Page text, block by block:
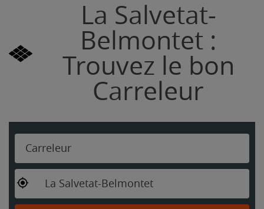
La Salvetat-
Belmontet :
Trouvez le bon
Carreleur
Carreleur
La Salvetat-Belmontet